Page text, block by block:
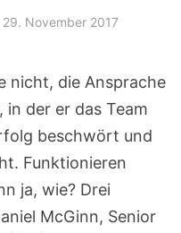
29. November 2017
nicht, die Ansprache
in der er das Team
beschwört und
Funktionieren
ja, wie? Drei
McGinn, Senior